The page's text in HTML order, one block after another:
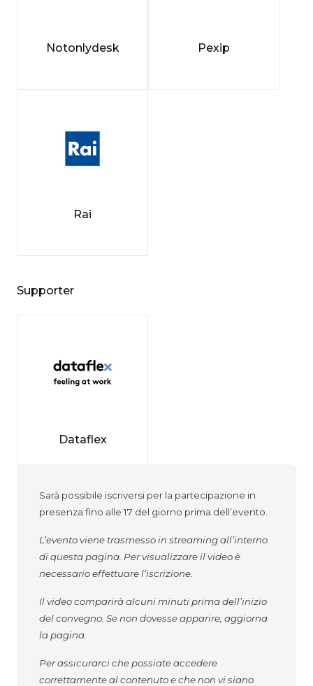
Sarà possibile iscriversi per la partecipazione in
presenza fino alle 17 del giorno prima dell’evento.
L’evento viene trasmesso in streaming all’interno
di questa pagina. Per visualizzare il video è
necessario effettuare l’iscrizione.
Il video comparirà alcuni minuti prima dell’inizio
del convegno. Se non dovesse apparire, aggiorna
la pagina.
Per assicurarci che possiate accedere
correttamente al contenuto e che non vi siano
Notonlydesk Pexip
Rai
Supporter
Dataflex